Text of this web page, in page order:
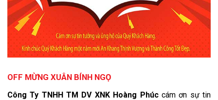
OFF MỪNG XUÂN BÍNH NGỌ
Công Ty TNHH TM DV XNK Hoàng Phúccám ơn sự tin